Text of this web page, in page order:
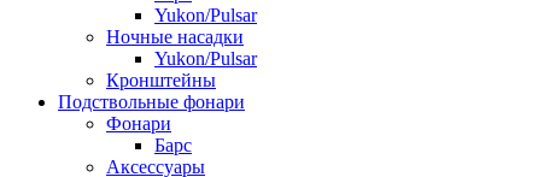
Yukon/Pulsar
Ночные насадки
Yukon/Pulsar
Кронштейны
Подствольные фонари
Фонари
Барс
Аксессуары